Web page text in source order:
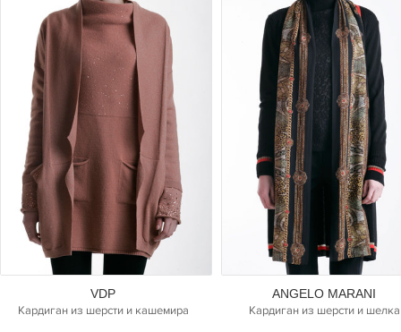
VDP
Кардиган из шерсти и кашемира
ANGELO MARANI
Кардиган из шерсти и шелка